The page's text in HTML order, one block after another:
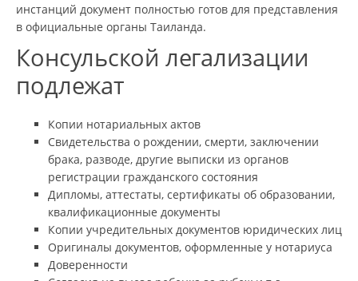
инстанций документ полностью готов для представления
в официальные органы Таиланда.
Консульской легализации
подлежат
Копии нотариальных актов
Свидетельства о рождении, смерти, заключении
брака, разводе, другие выписки из органов
регистрации гражданского состояния
Дипломы, аттестаты, сертификаты об образовании,
квалификационные документы
Копии учредительных документов юридических лиц
Оригиналы документов, оформленные у нотариуса
Доверенности